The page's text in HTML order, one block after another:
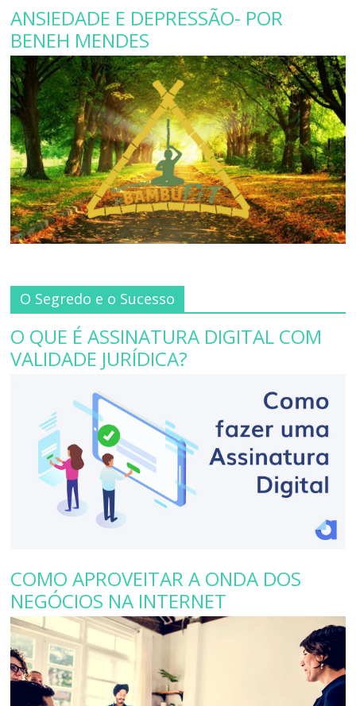
ANSIEDADE E DEPRESSÃO- POR
BENEH MENDES
O Segredo e o Sucesso
O QUE É ASSINATURA DIGITAL COM
VALIDADE JURÍDICA?
COMO APROVEITAR A ONDA DOS
NEGÓCIOS NA INTERNET